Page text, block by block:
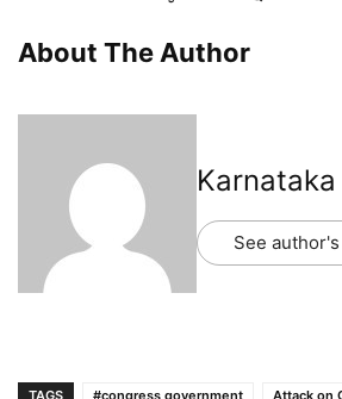
About The Author
Karnataka
See
TAGS #congress government
Attack on